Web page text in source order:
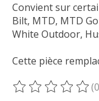
Convient sur
Bilt, MTD, MTD
White Outdoor,
Cette pièce
Ce produit est